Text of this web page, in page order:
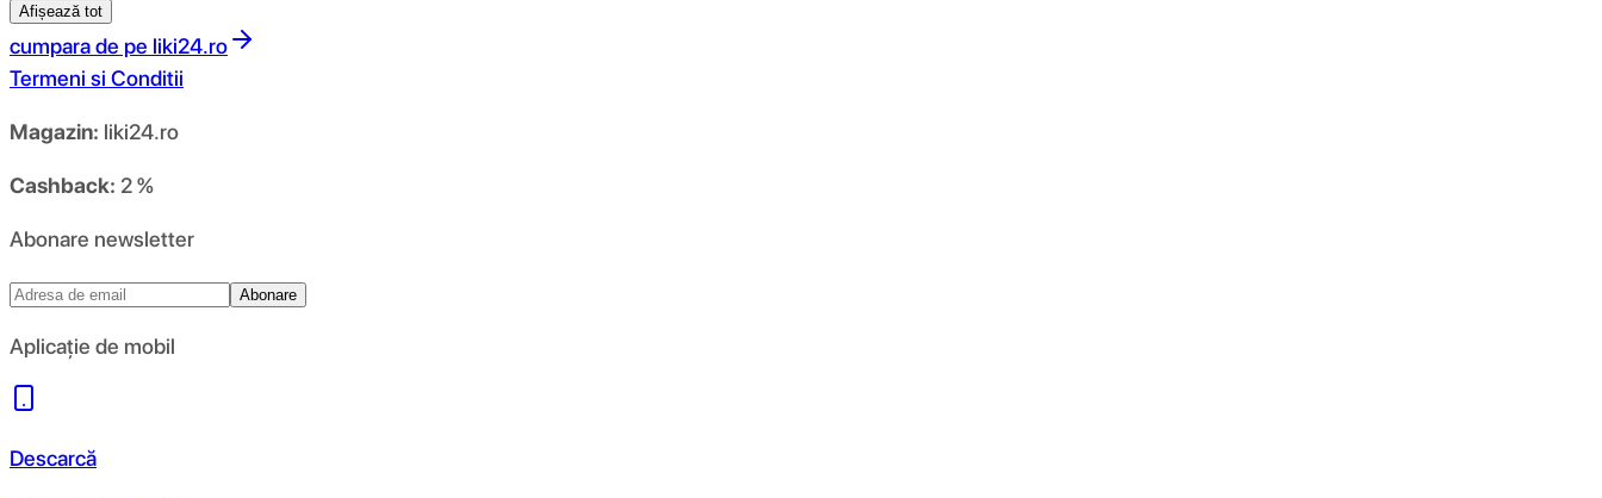
Afișează tot
cumpara de pe liki24.ro
Termeni si Conditii
Magazin: liki24.ro
Cashback: 2 %
Abonare newsletter
Abonare
Aplicație de mobil
Descarcă